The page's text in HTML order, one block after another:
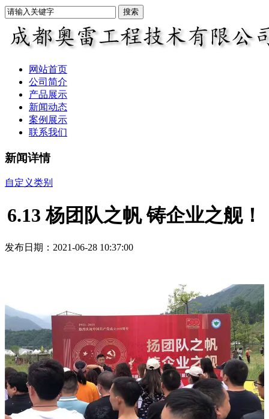
网站首页
公司简介
产品展示
新闻动态
案例展示
联系我们
新闻详情
自定义类别
6.13 杨团队之帆 铸企业之舰！
发布日期：2021-06-28 10:37:00